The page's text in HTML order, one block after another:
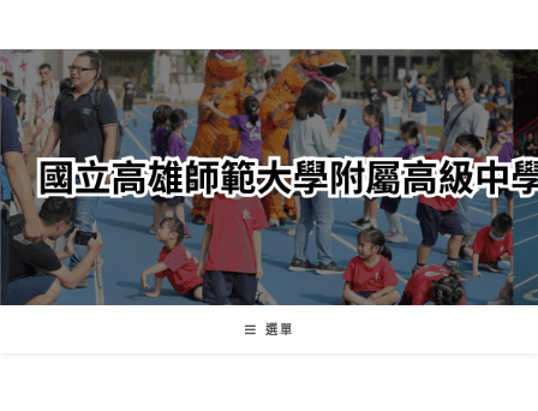
轉
至
主
內
容
選單